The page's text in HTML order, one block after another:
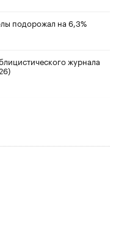
подорожал на 6,3%
журнала